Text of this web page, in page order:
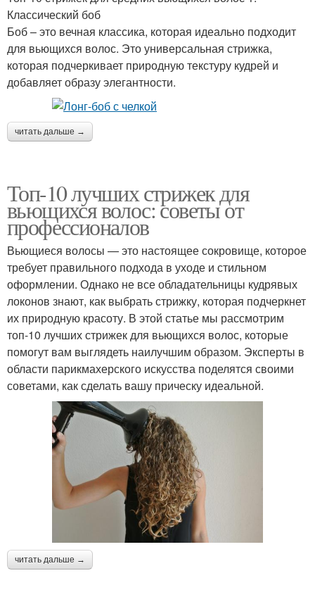
Классический боб
Боб – это вечная классика, которая идеально подходит
для вьющихся волос. Это универсальная стрижка,
которая подчеркивает природную текстуру кудрей и
добавляет образу элегантности.
читать дальше →
Топ-10 лучших стрижек для
вьющихся волос: советы от
профессионалов
Вьющиеся волосы — это настоящее сокровище, которое
требует правильного подхода в уходе и стильном
оформлении. Однако не все обладательницы кудрявых
локонов знают, как выбрать стрижку, которая подчеркнет
их природную красоту. В этой статье мы рассмотрим
топ-10 лучших стрижек для вьющихся волос, которые
помогут вам выглядеть наилучшим образом. Эксперты в
области парикмахерского искусства поделятся своими
советами, как сделать вашу прическу идеальной.
читать дальше →